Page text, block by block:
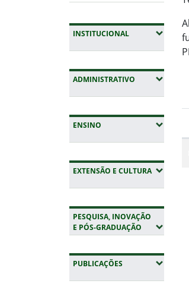
INSTITUCIONAL(EXPANDIR
ADMINISTRATIVO (EXPANDIR
ENSINO (EXPANDIR SUBMENUS)
EXTENSÃO E CULTURA
PESQUISA, INOVAÇÃO
E PÓS-GRADUAÇÃO (EXPANDIR
PUBLICAÇÕES (EXPANDIR